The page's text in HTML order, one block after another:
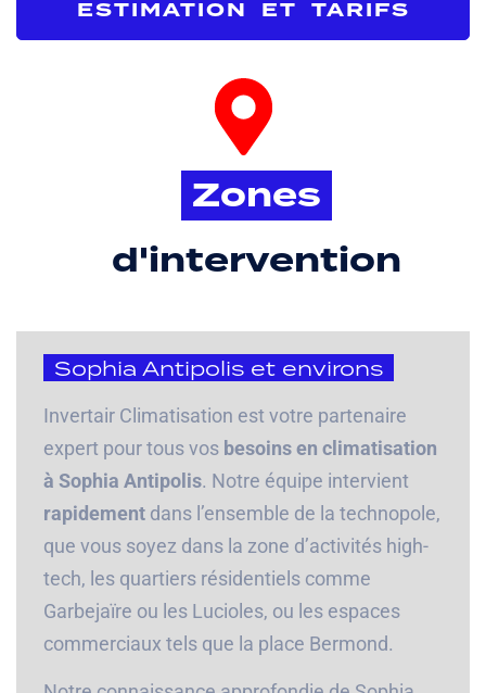
ESTIMATION ET TARIFS
Zones
d'intervention
Sophia Antipolis et environs
Invertair Climatisation est votre partenaire
expert pour tous vos besoins en climatisation
à Sophia Antipolis. Notre équipe intervient
rapidement dans l’ensemble de la technopole,
que vous soyez dans la zone d’activités high-
tech, les quartiers résidentiels comme
Garbejaïre ou les Lucioles, ou les espaces
commerciaux tels que la place Bermond.